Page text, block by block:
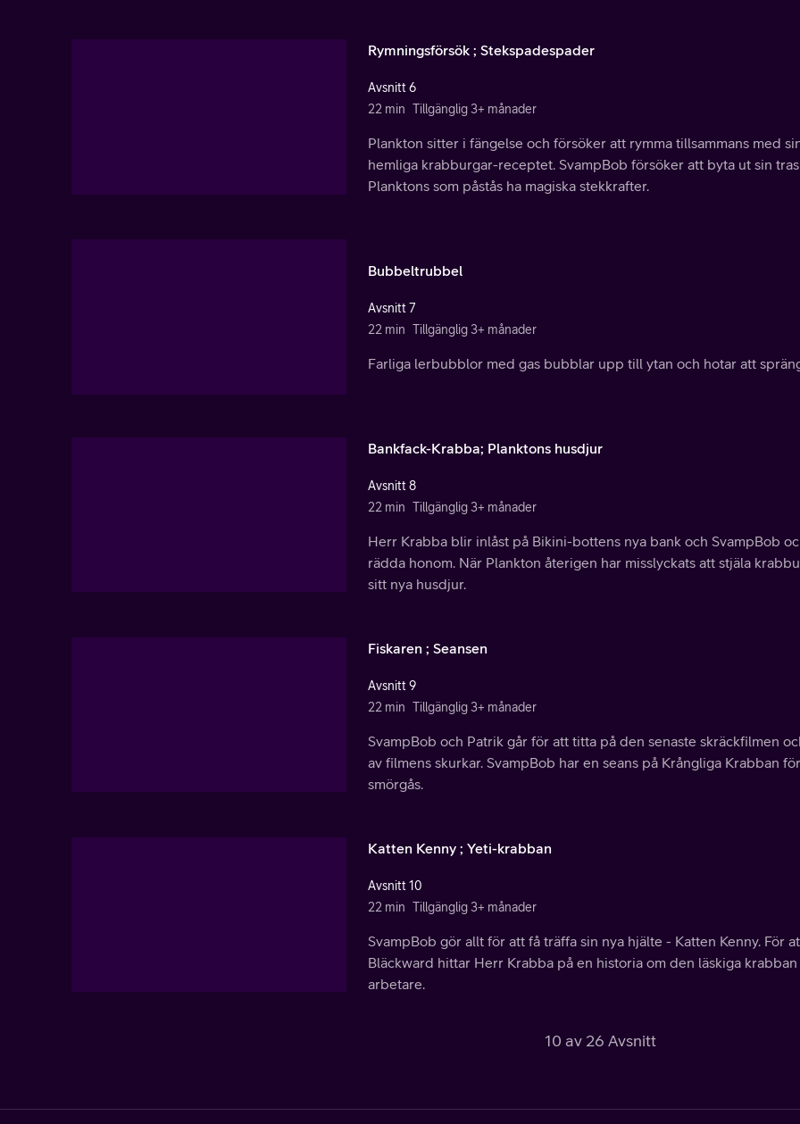
Rymningsförsök ; Stekspadespader
Avsnitt 6
22 min Tillgänglig 3+ månader
Plankton sitter i fängelse och försöker att rymma tillsammans med
hemliga krabburgar-receptet. SvampBob försöker att byta ut sin
Planktons som påstås ha magiska stekkrafter.
Bubbeltrubbel
Avsnitt 7
22 min Tillgänglig 3+ månader
Farliga lerbubblor med gas bubblar upp till ytan och hotar att
Bankfack-Krabba; Planktons husdjur
Avsnitt 8
22 min Tillgänglig 3+ månader
Herr Krabba blir inlåst på Bikini-bottens nya bank och SvampBob
rädda honom. När Plankton återigen har misslyckats att stjäla
sitt nya husdjur.
Fiskaren ; Seansen
Avsnitt 9
22 min Tillgänglig 3+ månader
SvampBob och Patrik går för att titta på den senaste skräckfilmen
av filmens skurkar. SvampBob har en seans på Krångliga Krabban
smörgås.
Katten Kenny ; Yeti-krabban
Avsnitt 10
22 min Tillgänglig 3+ månader
SvampBob gör allt för att få träffa sin nya hjälte - Katten Kenny. För
Bläckward hittar Herr Krabba på en historia om den läskiga
arbetare.
10 av 26 Avsnitt